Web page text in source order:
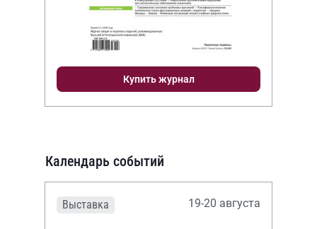
Купить журнал
Календарь событий
Выставка 19-20 августа